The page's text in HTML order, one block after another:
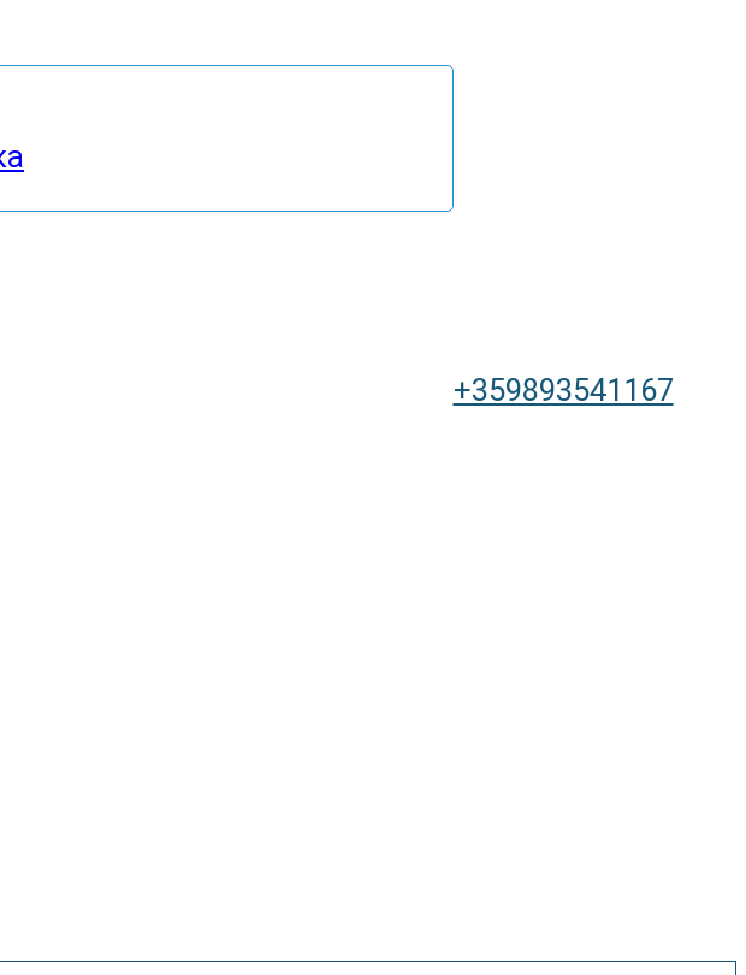
+359893541167